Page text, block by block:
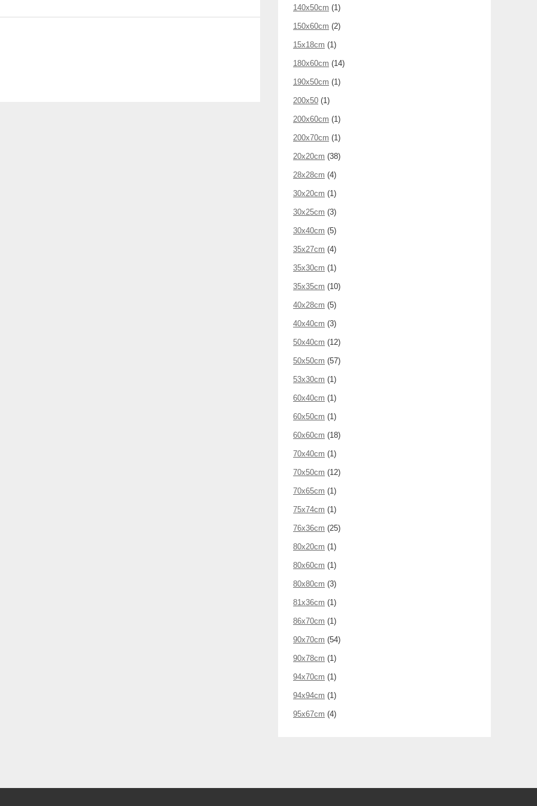
140x50cm (1)
150x60cm (2)
15x18cm (1)
180x60cm (14)
190x50cm (1)
200x50 (1)
200x60cm (1)
200x70cm (1)
20x20cm (38)
28x28cm (4)
30x20cm (1)
30x25cm (3)
30x40cm (5)
35x27cm (4)
35x30cm (1)
35x35cm (10)
40x28cm (5)
40x40cm (3)
50x40cm (12)
50x50cm (57)
53x30cm (1)
60x40cm (1)
60x50cm (1)
60x60cm (18)
70x40cm (1)
70x50cm (12)
70x65cm (1)
75x74cm (1)
76x36cm (25)
80x20cm (1)
80x60cm (1)
80x80cm (3)
81x36cm (1)
86x70cm (1)
90x70cm (54)
90x78cm (1)
94x70cm (1)
94x94cm (1)
95x67cm (4)